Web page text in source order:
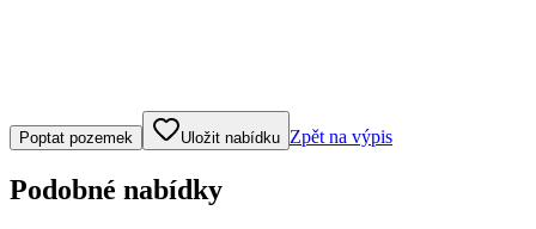
Klepněte nebo klikněte pro ovládání mapy
Poptat pozemek Uložit nabídku Zpět na výpis
Podobné nabídky